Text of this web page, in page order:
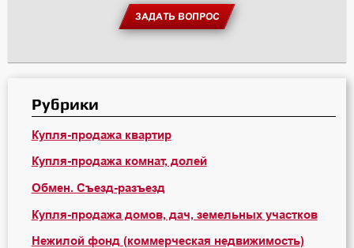
ЗАДАТЬ ВОПРОС
Рубрики
Купля-продажа квартир
Купля-продажа комнат, долей
Обмен. Съезд-разъезд
Купля-продажа домов, дач, земельных участков
Нежилой фонд (коммерческая недвижимость)